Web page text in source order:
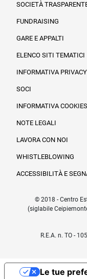
SOCIETÀ
FUNDRAISING
GARE E APPALTI
ELENCO SITI TEMATICI
INFORMATIVA PRIVACY
SOCI
INFORMATIVA COOKIES
NOTE LEGALI
LAVORA CON NOI
WHISTLEBLOWING
ACCESSIBILITÀ E
© 2018 - Centro
(siglabile
R.E.A. n. TO -
Le tue